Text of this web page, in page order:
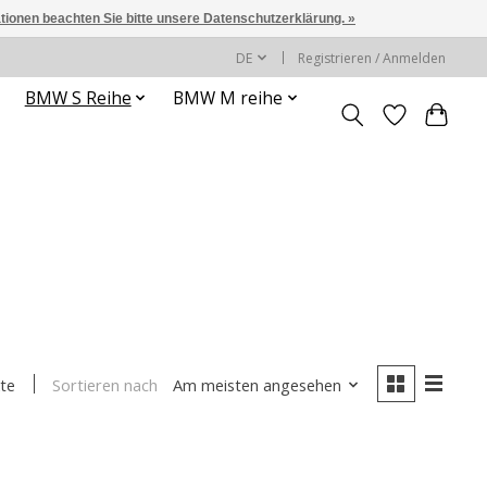
DE Registrieren / Anmelden
BMW S Reihe
BMW M reihe
Sortieren nach Am meisten angesehen
beachten Sie bitte unsere Datenschutzerklärung. »